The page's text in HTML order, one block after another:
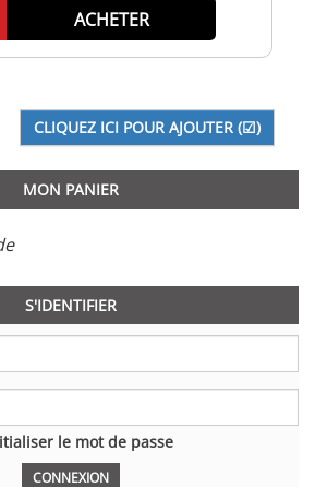
ACHETER
MON PANIER
S'IDENTIFIER
le mot de passe